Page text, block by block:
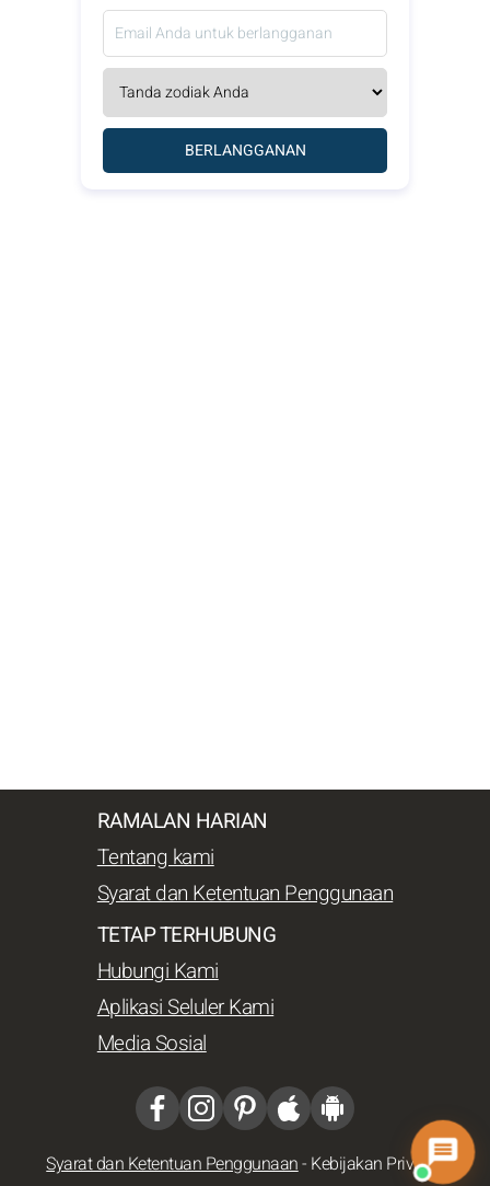
BERLANGGANAN
RAMALAN HARIAN
Tentang kami
Syarat dan Ketentuan Penggunaan
TETAP TERHUBUNG
Hubungi Kami
Aplikasi Seluler Kami
Media Sosial
Syarat dan Ketentuan Penggunaan- Kebijakan Privasi-